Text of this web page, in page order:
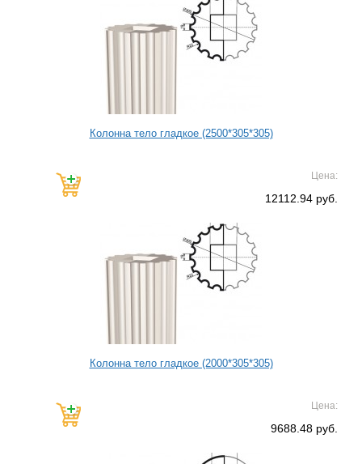
Колонна тело гладкое (2500*305*305)
Цена:
12112.94 руб.
Колонна тело гладкое (2000*305*305)
Цена:
9688.48 руб.